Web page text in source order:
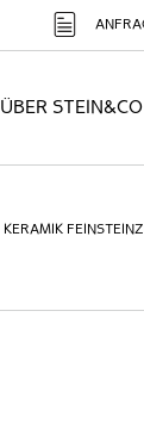
ÜBER STEIN&CO
KERAMIK